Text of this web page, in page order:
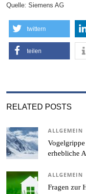
Quelle: Siemens AG
twittern
teilen
RELATED POSTS
ALLGEMEIN
erhebliche
ALLGEMEIN
Fragen zur